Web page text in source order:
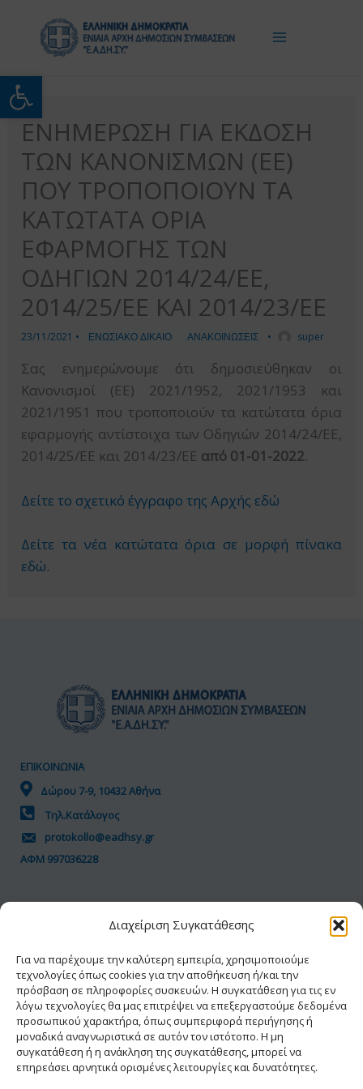
Ανοίξτε τη γραμμή
Διαχείριση Συγκατάθεσης
Για να παρέχουμε την καλύτερη εμπειρία, χρησιμοποιούμε
τεχνολογίες όπως cookies για την αποθήκευση ή/και την
πρόσβαση σε πληροφορίες συσκευών. Η συγκατάθεση για τις εν
λόγω τεχνολογίες θα μας επιτρέψει να επεξεργαστούμε δεδομένα
προσωπικού χαρακτήρα, όπως συμπεριφορά περιήγησης ή
μοναδικά αναγνωριστικά σε αυτόν τον ιστότοπο. Η μη
συγκατάθεση ή η ανάκληση της συγκατάθεσης, μπορεί να
επηρεάσει αρνητικά ορισμένες λειτουργίες και δυνατότητες.
περιεχόμενο
ΕΝΗΜΕΡΩΣΗ ΓΙΑ ΕΚΔΟΣΗ
ΤΩΝ ΚΑΝΟΝΙΣΜΩΝ (ΕΕ)
ΠΟΥ ΤΡΟΠΟΠΟΙΟΥΝ ΤΑ
ΚΑΤΩΤΑΤΑ ΟΡΙΑ
ΕΦΑΡΜΟΓΗΣ ΤΩΝ
ΟΔΗΓΙΩΝ 2014/24/ΕΕ,
2014/25/ΕΕ ΚΑΙ 2014/23/ΕΕ
23/11/2021 • ΕΝΩΣΙΑΚΟ ΔΙΚΑΙΟ ΑΝΑΚΟΙΝΩΣΕΙΣ • super
Σας ενημερώνουμε ότι δημοσιεύθηκαν οι
Κανονισμοί (ΕΕ) 2021/1952, 2021/1953 και
2021/1951 που τροποποιούν τα κατώτατα όρια
εφαρμογής αντίστοιχα των Οδηγιών 2014/24/ΕΕ,
2014/25/ΕΕ και 2014/23/ΕΕ από 01-01-2022.
Δείτε το σχετικό έγγραφο της Αρχής εδώ
Δείτε τα νέα κατώτατα όρια σε μορφή πίνακα
εδώ.
ΕΠΙΚΟΙΝΩΝΙΑ
Δώρου 7-9, 10432 Αθήνα
Τηλ.Κατάλογος
protokollo@eadhsy.gr
ΑΦΜ 997036228
Προσωπικά Δεδομένα
Πολιτική Cookies
Δήλωση Προσβασιμότητας